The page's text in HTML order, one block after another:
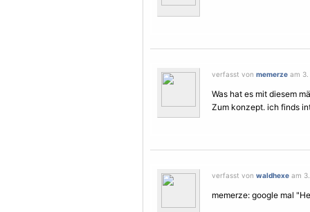
verfasst von memerze am 3.
Was hat es mit diesem
Zum konzept. ich finds
verfasst von waldhexe am
memerze: google mal